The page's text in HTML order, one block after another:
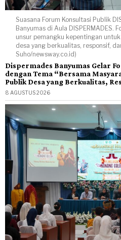
Suasana Forum Konsultasi Publik
Banyumas di Aula DISPERMADES.
unsur pemangku kepentingan
desa yang berkualitas, responsif,
Suho/newsway.co.id)
Dispermades Banyumas Gelar
dengan Tema “Bersama
Publik Desa yang Berkualitas,
8 AGUSTUS 2026